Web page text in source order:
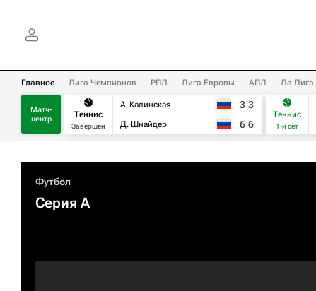
Главное Лига Чемпионов РПЛ Лига Европы АПЛ Ла Лига
Матч-
центр
Теннис
Завершен
А. Калинская
Д. Шнайдер
3 3
6 6
Теннис
1-й сет
Футбол
Серия А